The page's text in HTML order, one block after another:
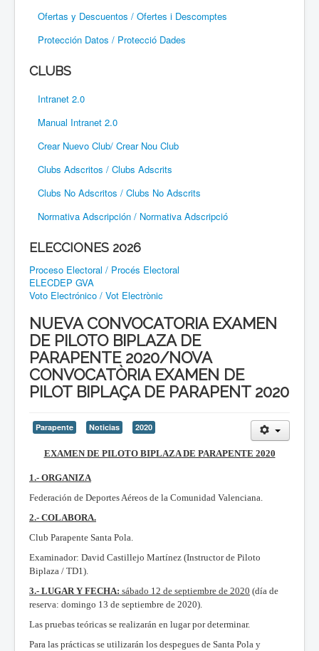
Ofertas y Descuentos / Ofertes i Descomptes
Protección Datos / Protecció Dades
CLUBS
Intranet 2.0
Manual Intranet 2.0
Crear Nuevo Club/ Crear Nou Club
Clubs Adscritos / Clubs Adscrits
Clubs No Adscritos / Clubs No Adscrits
Normativa Adscripción / Normativa Adscripció
ELECCIONES 2026
Proceso Electoral / Procés Electoral
ELECDEP GVA
Voto Electrónico / Vot Electrònic
NUEVA CONVOCATORIA EXAMEN
DE PILOTO BIPLAZA DE
PARAPENTE 2020/NOVA
CONVOCATÒRIA EXAMEN DE
PILOT BIPLAÇA DE PARAPENT 2020
Parapente Noticias 2020
EXAMEN DE PILOTO BIPLAZA DE PARAPENTE 2020
1.- ORGANIZA
Federación de Deportes Aéreos de la Comunidad Valenciana.
2.- COLABORA.
Club Parapente Santa Pola.
Examinador: David Castillejo Martínez (Instructor de Piloto
Biplaza / TD1).
3.- LUGAR Y FECHA: sábado 12 de septiembre de 2020 (día de
reserva: domingo 13 de septiembre de 2020).
Las pruebas teóricas se realizarán en lugar por determinar.
Para las prácticas se utilizarán los despegues de Santa Pola y